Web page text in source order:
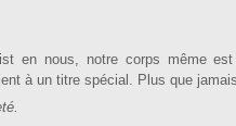
en nous, notre corps même
à un titre spé­cial. Plus que